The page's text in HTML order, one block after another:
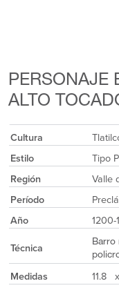
PERSONAJE
ALTO
Cultura
Estilo
Tipo
Región
Valle
Período
Año
1200-
Técnica
Barro
Medidas
11.8